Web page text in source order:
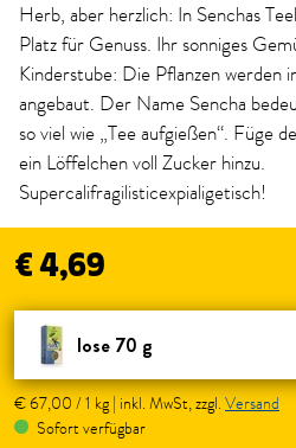
Herb, aber herzlich: In Senchas
Platz für Genuss. Ihr sonniges
Kinderstube: Die Pflanzen werden
angebaut. Der Name Sencha
so viel wie „Tee aufgießen“. Füge
ein Löffelchen voll Zucker hinzu.
Supercalifragilisticexpialigetisch!
€ 4,69
lose 70 g
€ 67,00 / 1 kg | inkl. MwSt, zzgl. Versand
Sofort verfügbar